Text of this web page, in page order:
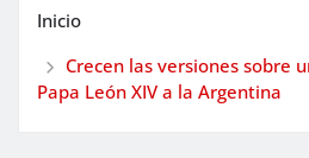
Inicio
Crecen las versiones sobre
Papa León XIV a la Argentina